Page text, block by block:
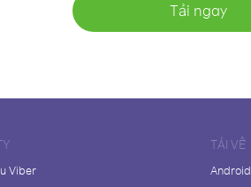
Tải ngay
Viber
TẢI VỀ
Android